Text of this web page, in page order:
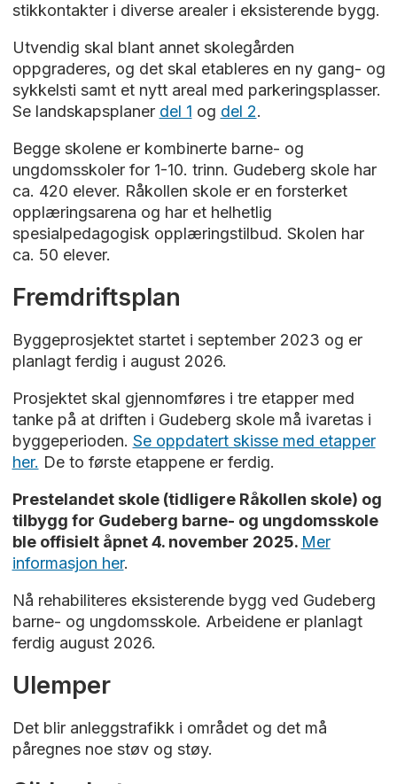
stikkontakter i diverse arealer i eksisterende bygg.
Utvendig skal blant annet skolegården
oppgraderes, og det skal etableres en ny gang- og
sykkelsti samt et nytt areal med parkeringsplasser.
Se landskapsplaner del 1 og del 2.
Begge skolene er kombinerte barne- og
ungdomsskoler for 1-10. trinn. Gudeberg skole har
ca. 420 elever. Råkollen skole er en forsterket
opplæringsarena og har et helhetlig
spesialpedagogisk opplæringstilbud. Skolen har
ca. 50 elever.
Fremdriftsplan
Byggeprosjektet startet i september 2023 og er
planlagt ferdig i august 2026.
Prosjektet skal gjennomføres i tre etapper med
tanke på at driften i Gudeberg skole må ivaretas i
byggeperioden. Se oppdatert skisse med etapper
her. De to første etappene er ferdig.
Prestelandet skole (tidligere Råkollen skole) og
tilbygg for Gudeberg barne- og ungdomsskole
ble offisielt åpnet 4. november 2025. Mer
informasjon her.
Nå rehabiliteres eksisterende bygg ved Gudeberg
barne- og ungdomsskole. Arbeidene er planlagt
ferdig august 2026.
Ulemper
Det blir anleggstrafikk i området og det må
påregnes noe støv og støy.